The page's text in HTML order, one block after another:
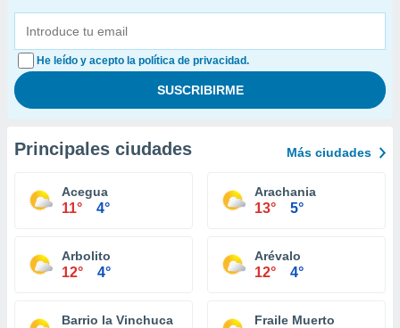
He leído y acepto la política de privacidad.
Principales ciudades Más ciudades
Acegua
11° 4°
Arachania
13° 5°
Arbolito
12° 4°
Arévalo
12° 4°
Barrio la Vinchuca Fraile Muerto